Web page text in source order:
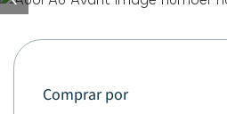
button.previous
Comprar por